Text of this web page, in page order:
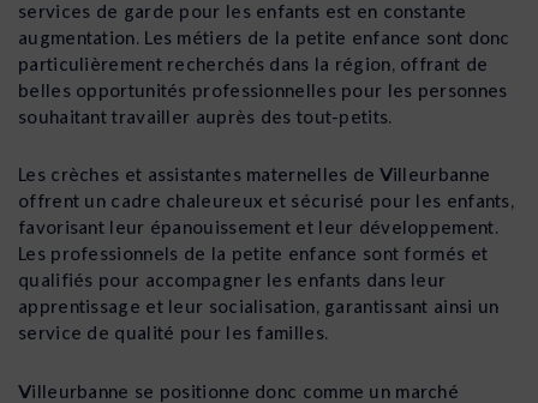
services de garde pour les enfants est en constante
augmentation. Les métiers de la petite enfance sont donc
particulièrement recherchés dans la région, offrant de
belles opportunités professionnelles pour les personnes
souhaitant travailler auprès des tout-petits.
Les crèches et assistantes maternelles de Villeurbanne
offrent un cadre chaleureux et sécurisé pour les enfants,
favorisant leur épanouissement et leur développement.
Les professionnels de la petite enfance sont formés et
qualifiés pour accompagner les enfants dans leur
apprentissage et leur socialisation, garantissant ainsi un
service de qualité pour les familles.
Villeurbanne se positionne donc comme un marché